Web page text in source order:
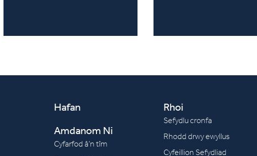
Hafan
Amdanom Ni
Cyfarfod â’n tîm
Rhoi
Sefydlu cronfa
Rhodd drwy ewyllus
Cyfeillion Sefydliad